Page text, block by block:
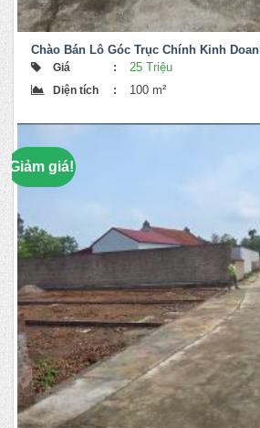
Chào Bán Lô Góc Trục Chính Kinh
SơnGiá : 25 Triệu
Diện tích :
100 m²
was:
is:
Giảm giá!